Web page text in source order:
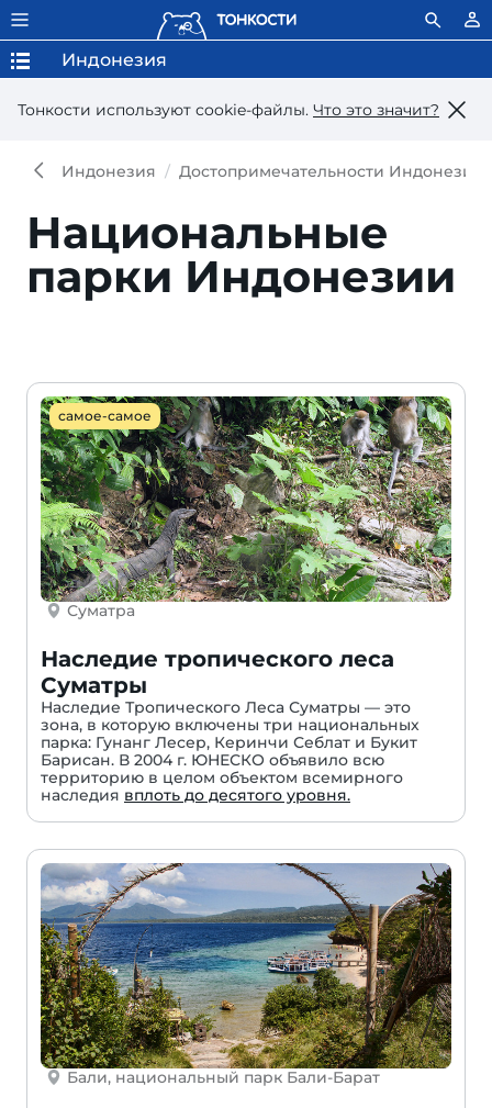
Тонкости используют сookie-файлы. Что это значит?
Индонезия
Индонезия Достопримечательности Индонезии
Национальные
парки Индонезии
самое-самое
Суматра
Наследие тропического леса
Суматры
Наследие Тропического Леса Суматры — это
зона, в которую включены три национальных
парка: Гунанг Лесер, Керинчи Себлат и Букит
Барисан. В 2004 г. ЮНЕСКО объявило всю
территорию в целом объектом всемирного
наследия вплоть до десятого уровня.
Бали, национальный парк Бали-Барат